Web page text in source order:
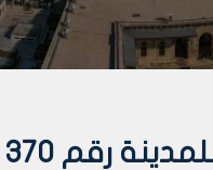
370 لعام 2001